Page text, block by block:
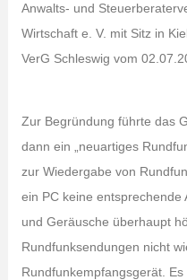
Anwalts- und
Wirtschaft e. V. mit Sitz in
VerG Schleswig vom
Zur Begründung führte das
dann ein „neuartiges
zur Wiedergabe von
ein PC keine
und Geräusche überhaupt
Rundfunksendungen nicht
Rundfunkempfangsgerät.